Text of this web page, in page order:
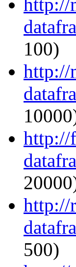
http://
100)
http://
http://
http://
500)